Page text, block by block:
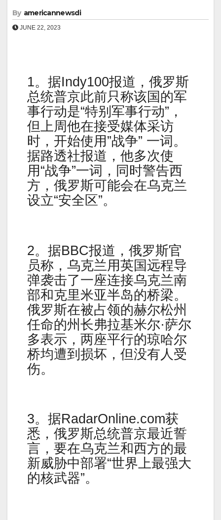
By americannewsdi
JUNE 22, 2023
1。据Indy100报道，俄罗斯
总统普京此前只称该国的军
事行动是“特别军事行动”，
但上周他在接受媒体采访
时，开始使用”战争” 一词。
据路透社报道，他多次使
用“战争”一词，同时警告西
方，俄罗斯可能会在乌克兰
设立“安全区”。
2。据BBC报道，俄罗斯官
员称，乌克兰用英国远程导
弹袭击了一座连接乌克兰南
部和克里米亚半岛的桥梁。
俄罗斯在被占领的赫尔松州
任命的州长弗拉基米尔·萨尔
多表示，两座平行的琼哈尔
桥均遭到损坏，但没有人受
伤。
3。据RadarOnline.com获
悉，俄罗斯总统普京最近誓
言，要在乌克兰和西方的最
新威胁中部署“世界上最强大
的核武器”。